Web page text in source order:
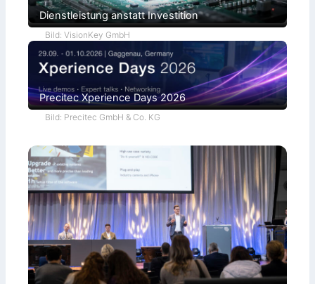
r
a
Dienstleistung anstatt Investition
Bild: VisionKey GmbH
Precitec Xperience Days 2026
Bild: Precitec GmbH & Co. KG